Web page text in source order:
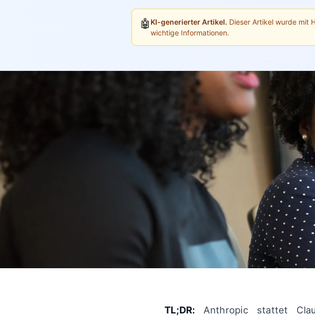
🤖 KI-generierter Artikel. Dieser Artikel wurde mit
wichtige Informationen.
TL;DR: Anthropic stattet